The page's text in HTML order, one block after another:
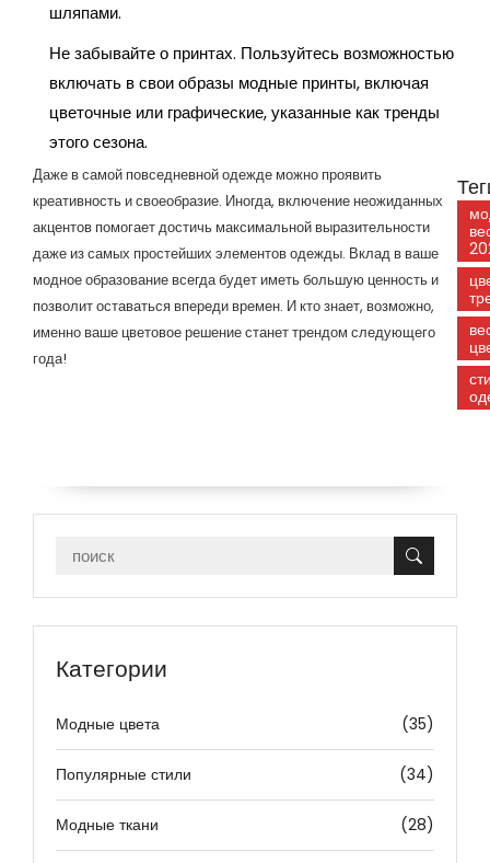
шляпами.
Не забывайте о принтах. Пользуйтесь возможностью
включать в свои образы модные принты, включая
цветочные или графические, указанные как тренды
этого сезона.
Даже в самой повседневной одежде можно проявить
креативность и своеобразие. Иногда, включение неожиданных
акцентов помогает достичь максимальной выразительности
даже из самых простейших элементов одежды. Вклад в ваше
модное образование всегда будет иметь большую ценность и
позволит оставаться впереди времен. И кто знает, возможно,
именно ваше цветовое решение станет трендом следующего
года!
Категории
Модные цвета (35)
Популярные стили (34)
Модные ткани (28)